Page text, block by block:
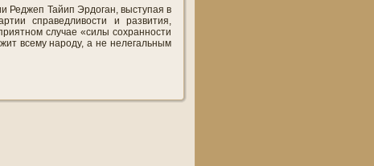
Реджеп Тайип Эрдоган, выступая в
справедливости и развития,
случае «силы сохранности
всему народу, а не нелегальным